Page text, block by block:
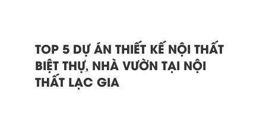
TOP 5 DỰ ÁN THIẾT KẾ NỘI THẤT
BIỆT THỰ, NHÀ VƯỜN TẠI NỘI
THẤT LẠC GIA